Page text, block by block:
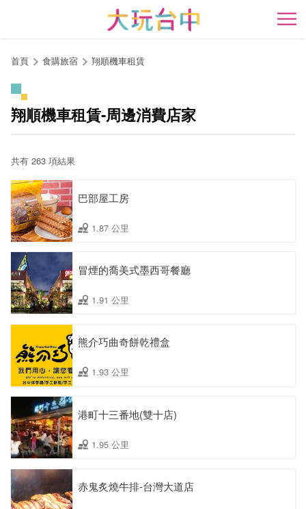
開
首頁 食購旅宿 翔順機車租賃
翔順機車租賃-周邊消費店家
共有 263 項結果
巴部屋工房
1.87 公里
冒煙的喬美式墨西哥餐廳
1.91 公里
熊介巧曲奇餅乾禮盒
1.93 公里
港町十三番地(雙十店)
1.95 公里
赤鬼炙燒牛排-台灣大道店